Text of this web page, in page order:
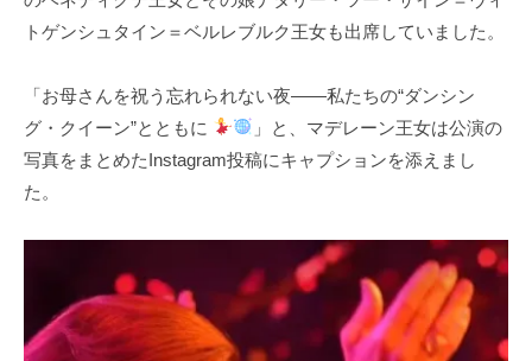
トゲンシュタイン＝ベルレブルク王女も出席していました。
「お母さんを祝う忘れられない夜――私たちの“ダンシン
グ・クイーン”とともに
」と、マデレーン王女は公演の
写真をまとめたInstagram投稿にキャプションを添えまし
た。